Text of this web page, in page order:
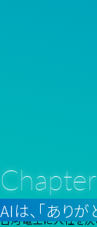
Chapter
AIは、「ありが
古河電工に入社を決
人事総務 Y.H.
企画 R.O.